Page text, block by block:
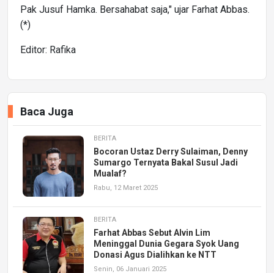
Pak Jusuf Hamka. Bersahabat saja," ujar Farhat Abbas.
(*)
Editor: Rafika
Baca Juga
BERITA
Bocoran Ustaz Derry Sulaiman, Denny
Sumargo Ternyata Bakal Susul Jadi
Mualaf?
Rabu, 12 Maret 2025
BERITA
Farhat Abbas Sebut Alvin Lim
Meninggal Dunia Gegara Syok Uang
Donasi Agus Dialihkan ke NTT
Senin, 06 Januari 2025